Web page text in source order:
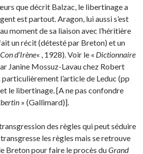
que décrit Balzac, le libertinage a
est partout. Aragon, lui aussi s’est
moment de sa liaison avec l’héritière
un récit (détesté par Breton) et un
d’Irène« , 1928). Voir le « Dictionnaire
Janine Mossuz-Lavau chez Robert
l’article de Leduc (pp
le libertinage. [A ne pas confondre
» (Gallimard)].
des règles qui peut séduire
les règles mais se retrouve
Breton pour faire le procès duGrand